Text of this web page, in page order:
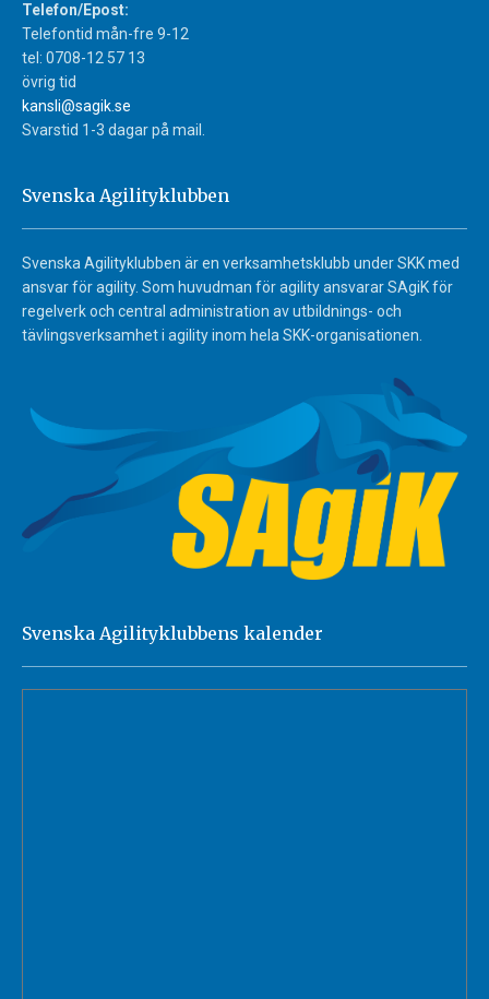
Telefon/Epost:
Telefontid mån-fre 9-12
tel: 0708-12 57 13
övrig tid
kansli@sagik.se
Svarstid 1-3 dagar på mail.
Svenska Agilityklubben
Svenska Agilityklubben är en verksamhetsklubb under SKK med
ansvar för agility. Som huvudman för agility ansvarar SAgiK för
regelverk och central administration av utbildnings- och
tävlingsverksamhet i agility inom hela SKK-organisationen.
Svenska Agilityklubbens kalender